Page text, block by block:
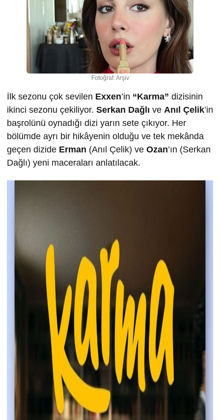
Fotoğraf: Arşiv
İlk sezonu çok sevilen Exxen’in “Karma” dizisinin
ikinci sezonu çekiliyor. Serkan Dağlı ve Anıl Çelik’in
başrolünü oynadığı dizi yarın sete çıkıyor. Her
bölümde ayrı bir hikâyenin olduğu ve tek mekânda
geçen dizide Erman (Anıl Çelik) ve Ozan’ın (Serkan
Dağlı) yeni maceraları anlatılacak.